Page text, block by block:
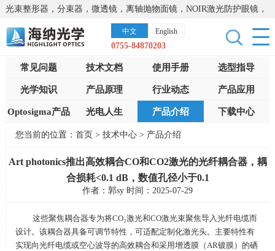
光束整形器，分束器，微透镜，离轴抛物面镜，NOIR激光防护眼镜，
太阳能模拟器，显微镜载物台，激光器，光谱仪，红外热像仪，激光
晶体
中文 English
0755-84870203
常见问题 技术文档 使用手册 选型指导
光学知识 产品原理 行业动态 产品应用
Optosigma产品 光电人生 产品介绍 下载中心
您当前的位置： 首页 > 技术中心 > 产品介绍
Art photonics推出高效耦合CO和CO2激光的光纤耦合器，耦
合损耗<0.1 dB，数值孔径小于0.1
作者：郭sy 时间：2025-07-29
这些聚焦耦合器专为将CO₂激光和CO激光束聚焦导入光纤电缆而
设计。该耦合器具备可调节特性，可适配定制化激光头。主要特性有
实现向光纤电缆或空心波导的高效耦合和采用增透膜（AR镀膜）的硒